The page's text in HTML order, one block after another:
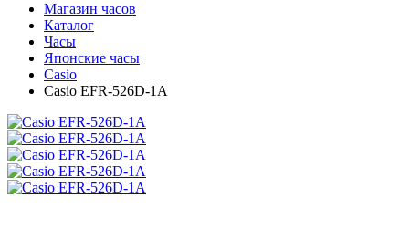
Магазин часов
Каталог
Часы
Японские часы
Casio
Casio EFR-526D-1A